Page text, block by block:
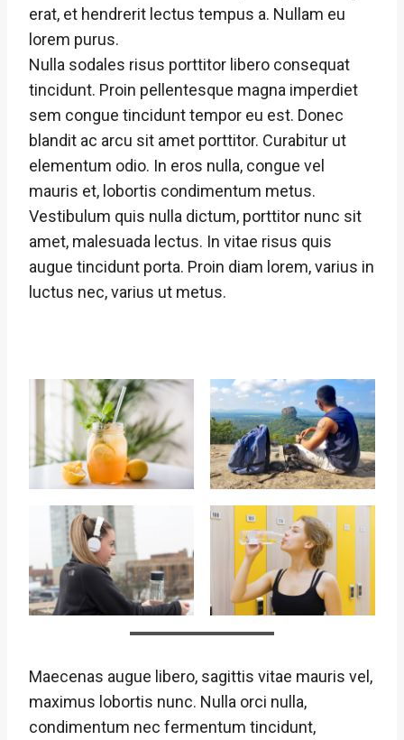
erat, et hendrerit lectus tempus a. Nullam eu
lorem purus.
Nulla sodales risus porttitor libero consequat
tincidunt. Proin pellentesque magna imperdiet
sem congue tincidunt tempor eu est. Donec
blandit ac arcu sit amet porttitor. Curabitur ut
elementum odio. In eros nulla, congue vel
mauris et, lobortis condimentum metus.
Vestibulum quis nulla dictum, porttitor nunc sit
amet, malesuada lectus. In vitae risus quis
augue tincidunt porta. Proin diam lorem, varius in
luctus nec, varius ut metus.
Maecenas augue libero, sagittis vitae mauris vel,
maximus lobortis nunc. Nulla orci nulla,
condimentum nec fermentum tincidunt,